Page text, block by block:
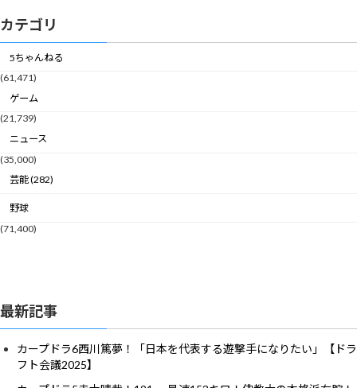
カテゴリ
5ちゃんねる
(61,471)
ゲーム
(21,739)
ニュース
(35,000)
芸能 (282)
野球
(71,400)
最新記事
カープドラ6西川篤夢！「日本を代表する遊撃手になりたい」【ドラ
フト会議2025】